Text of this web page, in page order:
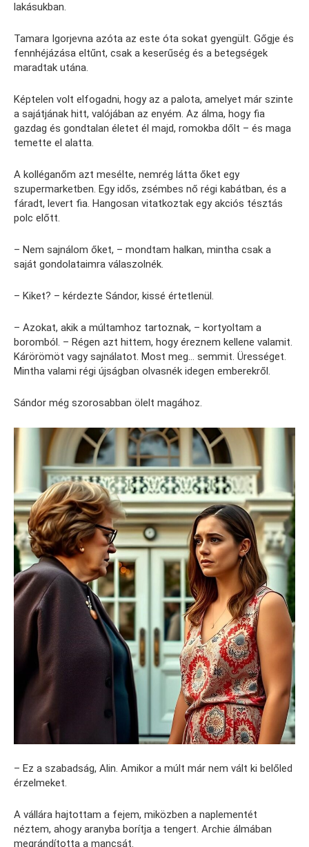
lakásukban.
Tamara Igorjevna azóta az este óta sokat gyengült. Gőgje és
fennhéjázása eltűnt, csak a keserűség és a betegségek
maradtak utána.
Képtelen volt elfogadni, hogy az a palota, amelyet már szinte
a sajátjának hitt, valójában az enyém. Az álma, hogy fia
gazdag és gondtalan életet él majd, romokba dőlt – és maga
temette el alatta.
A kolléganőm azt mesélte, nemrég látta őket egy
szupermarketben. Egy idős, zsémbes nő régi kabátban, és a
fáradt, levert fia. Hangosan vitatkoztak egy akciós tésztás
polc előtt.
– Nem sajnálom őket, – mondtam halkan, mintha csak a
saját gondolataimra válaszolnék.
– Kiket? – kérdezte Sándor, kissé értetlenül.
– Azokat, akik a múltamhoz tartoznak, – kortyoltam a
boromból. – Régen azt hittem, hogy éreznem kellene valamit.
Kárörömöt vagy sajnálatot. Most meg… semmit. Ürességet.
Mintha valami régi újságban olvasnék idegen emberekről.
Sándor még szorosabban ölelt magához.
– Ez a szabadság, Alin. Amikor a múlt már nem vált ki belőled
érzelmeket.
A vállára hajtottam a fejem, miközben a naplementét
néztem, ahogy aranyba borítja a tengert. Archie álmában
megrándította a mancsát.